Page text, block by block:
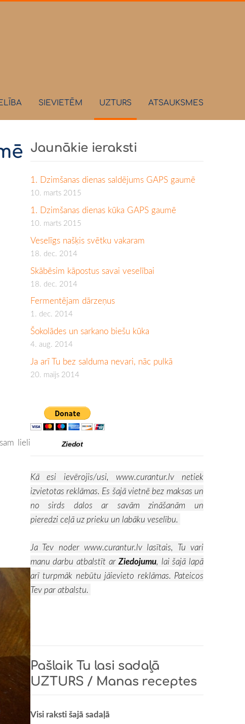
SIEVIETĒM UZTURS ATSAUKSMES
Jaunākie ieraksti
1. Dzimšanas dienas saldējums GAPS gaumē
10. marts 2015
1. Dzimšanas dienas kūka GAPS gaumē
10. marts 2015
Veselīgs našķis svētku vakaram
18. dec. 2014
Skābēsim kāpostus savai veselībai
18. dec. 2014
Fermentējam dārzeņus
1. dec. 2014
Šokolādes un sarkano biešu kūka
4. aug. 2014
Ja arī Tu bez salduma nevari, nāc pulkā
20. maijs 2014
Ziedot
Kā esi ievērojis/usi, www.curantur.lv
netiek
izvietotas reklāmas. Es šajā vietnē bez maksas un
no sirds dalos ar savām zināšanām un
pieredzi ceļā uz prieku un labāku veselību.
Ja Tev noder www.curantur.lvlasītais, Tu vari
manu darbu atbalstīt ar Ziedojumu, lai šajā lapā
arī turpmāk nebūtu jāievieto reklāmas. Pateicos
Tev par atbalstu.
Pašlaik Tu lasi sadaļā
UZTURS / Manas receptes
Visi raksti šajā sadaļā
lieli